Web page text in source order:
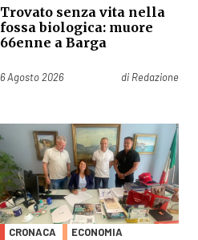
Trovato senza vita nella
fossa biologica: muore
66enne a Barga
Pubblicato il
6 Agosto 2026 di Redazione
CRONACA
ECONOMIA